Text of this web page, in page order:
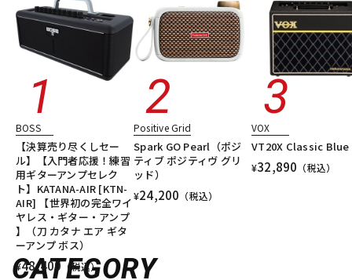
BOSS
【決算売り尽くしセー
ル】【入門者応援！練習
用ギターアンプセレク
ト】KATANA-AIR [KTN-
AIR] 【世界初の完全ワイ
ヤレス・ギター・アンプ
】（刀 カタナ エア ギタ
ーアンプ ボス）
¥48,400（税込）
Positive Grid
Spark GO Pearl（ポジ
ティブ ポジティヴ グリ
ッド）
¥24,200 （税込）
VOX
VT20X Classic Blue
¥32,890 （税込）
CATEGORY